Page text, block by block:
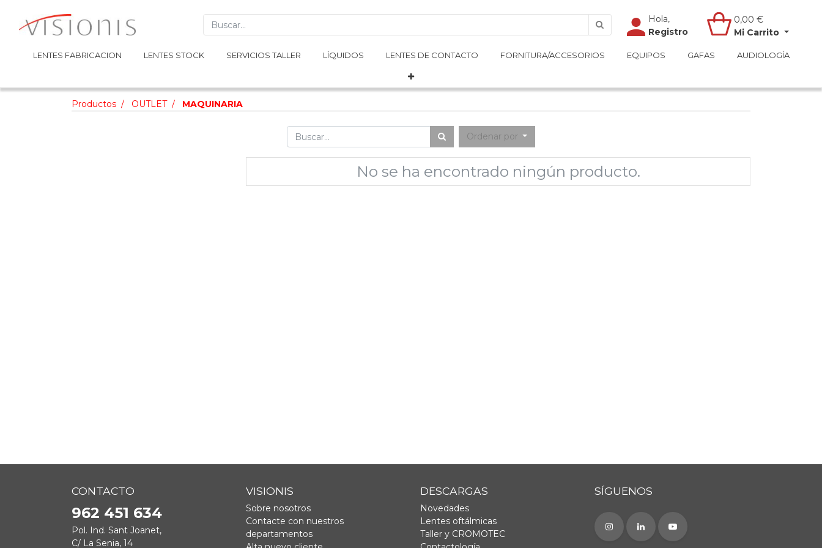
Hola,
Registro
0,00 €
Mi Carrito
LENTES FABRICACION LENTES STOCK SERVICIOS TALLER LÍQUIDOS LENTES DE CONTACTO FORNITURA/ACCESORIOS EQUIPOS GAFAS AUDIOLOGÍA
Hola,
Registro
0,00 €
Mi Carrito
LENTES FABRICACION LENTES STOCK SERVICIOS TALLER LÍQUIDOS LENTES DE CONTACTO FORNITURA/ACCESORIOS EQUIPOS GAFAS AUDIOLOGÍA
Productos OUTLET MAQUINARIA
Ordenar por
No se ha encontrado ningún producto.
CONTACTO
962 451 634
Pol. Ind. Sant Joanet,
C/ La Senia, 14
VISIONIS
Sobre nosotros
Contacte con nuestros
departamentos
DESCARGAS
Novedades
Lentes oftálmicas
Taller y CROMOTEC
SÍGUENOS